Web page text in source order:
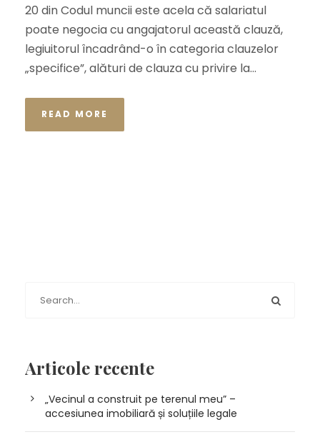
20 din Codul muncii este acela că salariatul
poate negocia cu angajatorul această clauză,
legiuitorul încadrând-o în categoria clauzelor
„specifice”, alături de clauza cu privire la...
READ MORE
Articole recente
„Vecinul a construit pe terenul meu” –
accesiunea imobiliară și soluțiile legale